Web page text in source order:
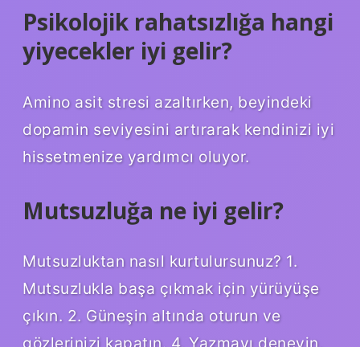
Psikolojik rahatsızlığa hangi
yiyecekler iyi gelir?
Amino asit stresi azaltırken, beyindeki
dopamin seviyesini artırarak kendinizi iyi
hissetmenize yardımcı oluyor.
Mutsuzluğa ne iyi gelir?
Mutsuzluktan nasıl kurtulursunuz? 1.
Mutsuzlukla başa çıkmak için yürüyüşe
çıkın. 2. Güneşin altında oturun ve